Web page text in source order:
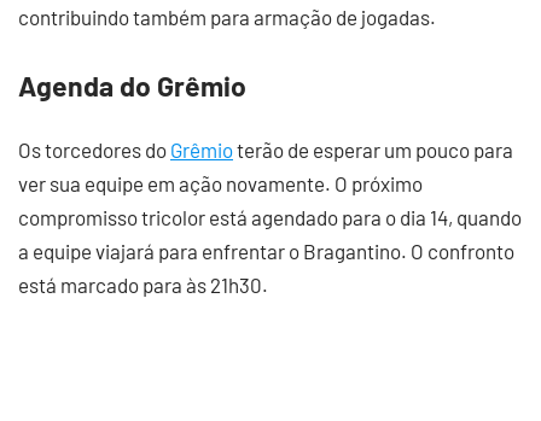
contribuindo também para armação de jogadas.
Agenda do Grêmio
Os torcedores do Grêmioterão de esperar um pouco para
ver sua equipe em ação novamente. O próximo
compromisso tricolor está agendado para o dia 14, quando
a equipe viajará para enfrentar o Bragantino. O confronto
está marcado para às 21h30.